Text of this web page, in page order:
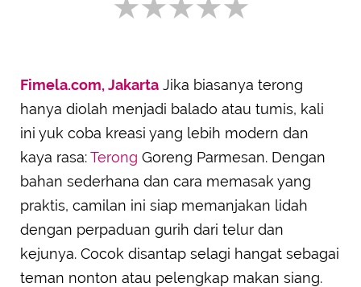
SUBMIT REVIEW
Fimela.com, Jakarta Jika biasanya terong
hanya diolah menjadi balado atau tumis, kali
ini yuk coba kreasi yang lebih modern dan
kaya rasa:Terong Goreng Parmesan. Dengan
bahan sederhana dan cara memasak yang
praktis, camilan ini siap memanjakan lidah
dengan perpaduan gurih dari telur dan
kejunya. Cocok disantap selagi hangat sebagai
teman nonton atau pelengkap makan siang.